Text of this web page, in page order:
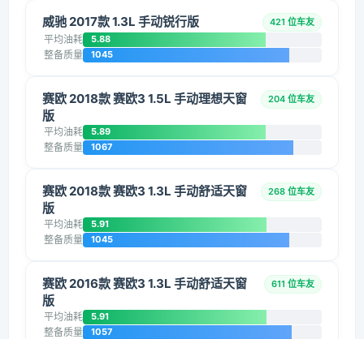
威驰 2017款 1.3L 手动锐行版 421 位车友
平均油耗 5.88
整备质量 1045
赛欧 2018款 赛欧3 1.5L 手动理想天窗
版
204 位车友
平均油耗 5.89
整备质量 1067
赛欧 2018款 赛欧3 1.3L 手动舒适天窗
版
268 位车友
平均油耗 5.91
整备质量 1045
赛欧 2016款 赛欧3 1.3L 手动舒适天窗
版
611 位车友
平均油耗 5.91
整备质量 1057